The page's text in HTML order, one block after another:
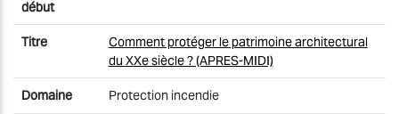
Comment protéger le patrimoine architectural
du XXe siècle ? (APRES-MIDI)
Protection incendie